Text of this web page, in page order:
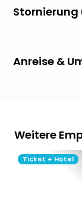
Anreise &
Weitere
Ticket + Hotel